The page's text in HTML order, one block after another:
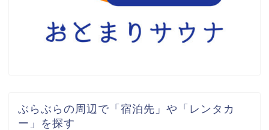
ぶらぶらの周辺で「宿泊先」や「レンタカ
ー」を探す